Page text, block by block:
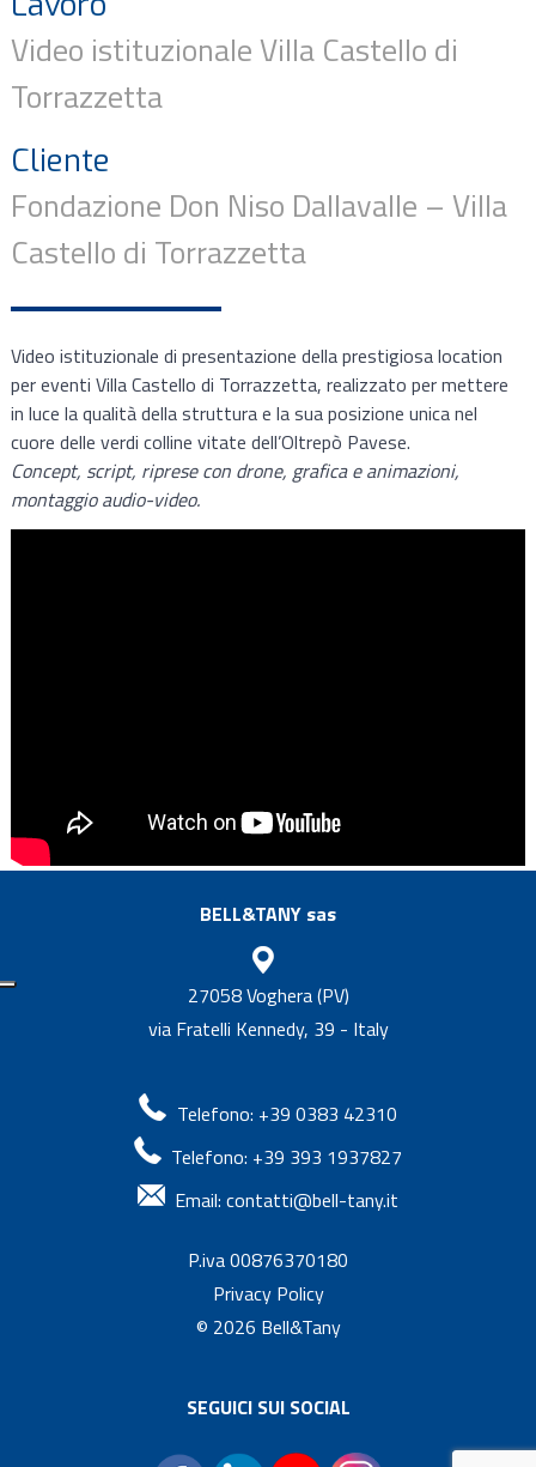
Video istituzionale Villa Castello di
Torrazzetta
Cliente
Fondazione Don Niso Dallavalle – Villa
Castello di Torrazzetta
Video istituzionale di presentazione della prestigiosa location
per eventi Villa Castello di Torrazzetta, realizzato per mettere
in luce la qualità della struttura e la sua posizione unica nel
cuore delle verdi colline vitate dell’Oltrepò Pavese.
Concept, script, riprese con drone, grafica e animazioni,
montaggio audio-video.
BELL&TANY sas
27058 Voghera (PV)
via Fratelli Kennedy, 39 - Italy
Telefono: +39 0383 42310
Telefono: +39 393 1937827
Email:contatti@bell-tany.it
P.iva 00876370180
Privacy Policy
© 2026 Bell&Tany
SEGUICI SUI SOCIAL